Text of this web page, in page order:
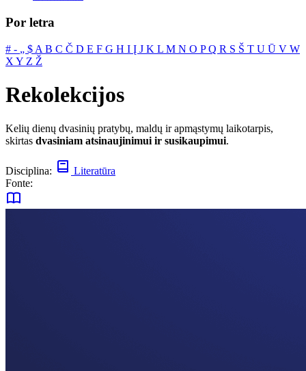
Por letra
# ‐ „ $ A B C Č D E F G H I Į J K L M N O PQ R S Š T U Ū V W
X Y Z Ž
Rekolekcijos
Kelių dienų dvasinių pratybų, maldų ir apmąstymų laikotarpis,
skirtas dvasiniam atsinaujinimui ir susikaupimui.
Disciplina:
Literatūra
Fonte: